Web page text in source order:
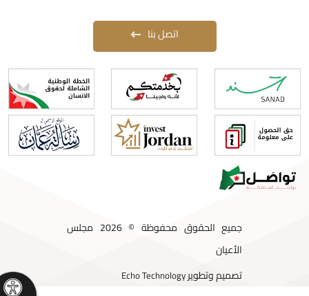
اتصل بنا
جميع الحقوق محفوظة © 2026 مجلس
الأعيان
تصميم وتطويرEcho Technology